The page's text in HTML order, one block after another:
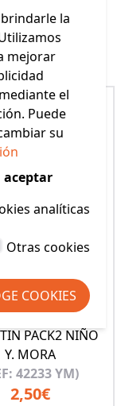
PACK2 NIÑO
Y. MORA
42233 YM)
2,50€
la
mejorar
el
Puede
su
aceptar
analíticas
Otras cookies
COOKIES